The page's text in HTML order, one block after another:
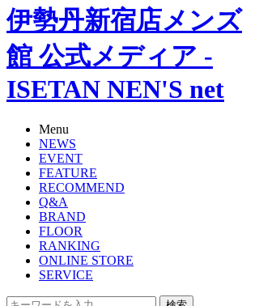
伊勢丹新宿店メンズ
館 公式メディア -
ISETAN NEN'S net
Menu
NEWS
EVENT
FEATURE
RECOMMEND
Q&A
BRAND
FLOOR
RANKING
ONLINE STORE
SERVICE